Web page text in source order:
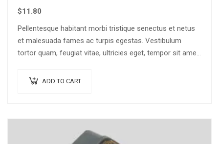
$11.80
Pellentesque habitant morbi tristique senectus et netus
et malesuada fames ac turpis egestas. Vestibulum
tortor quam, feugiat vitae, ultricies eget, tempor sit amet,
ADD TO CART